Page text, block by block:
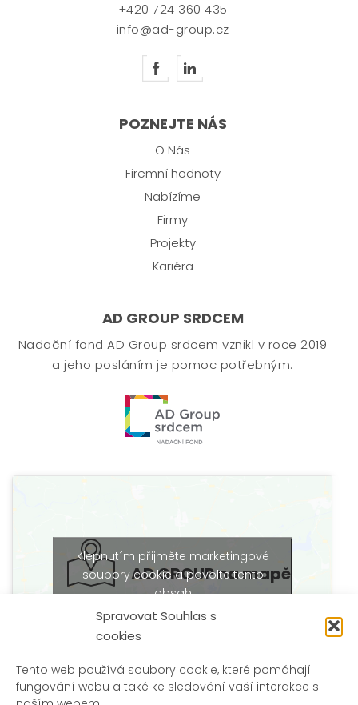
Spravovat Souhlas s
cookies
Tento web používá soubory cookie, které pomáhají
fungování webu a také ke sledování vaší interakce s
+420 724 360 435
info@ad-group.cz
POZNEJTE NÁS
O Nás
Firemní hodnoty
Nabízíme
Firmy
Projekty
Kariéra
AD GROUP SRDCEM
Nadační fond AD Group srdcem vznikl v roce 2019
a jeho posláním je pomoc potřebným.
AD GROUP na mapě
Klepnutím přijměte marketingové
soubory cookie a povolte tento
obsah